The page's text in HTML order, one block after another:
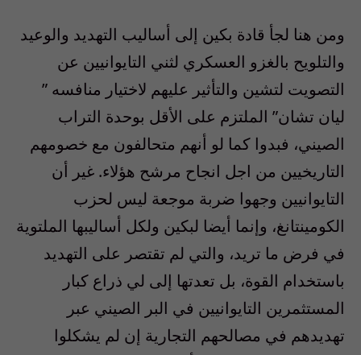
ومن هنا لجأ قادة بكين إلى أساليب التهديد والوعيد
والتلويح بالغزو العسكري لثني التايوانيين عن
التصويت لتشين والتأثير عليهم لاختيار منافسه ”
ليان تشان” الملتزم على الأقل بوحدة التراب
الصيني، فبدوا كما لو أنهم متحالفون مع خصومهم
التاريخيين من اجل انجاح مرشح هؤلاء. غير أن
التايوانيين وجهوا ضربة موجعة ليس لحزب
الكومينتانغ، وإنما أيضا لبكين ولكل أساليبها الملتوية
في فرض ما تريد، والتي لم تقتصر على التهديد
باستخدام القوة، بل تعدتها إلى لي ذراع كبار
المستثمرين التايوانيين في البر الصيني عبر
تهديدهم في مصالحهم التجارية إن لم يشكلوا